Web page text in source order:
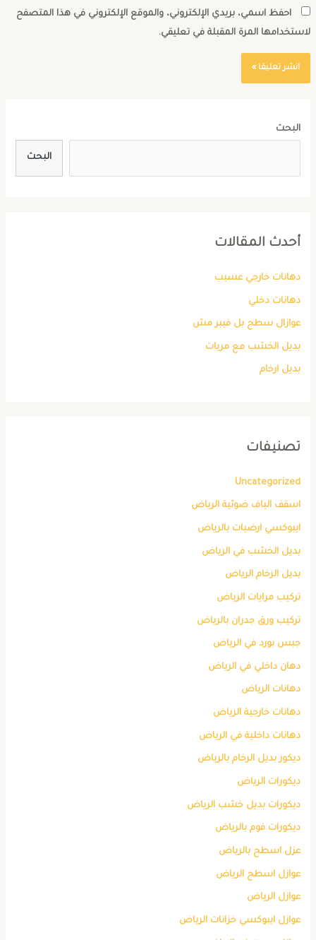
احفظ اسمي، بريدي الإلكتروني، والموقع الإلكتروني في هذا المتصفح
المرة المقبلة في تعليقي.
البحث
البحث
أحدث المقالات
دهانات خارجي عسيب
دهانات دخلي
عوازال سطح بل فيبر مش
بديل الخشب مع مريات
بديل ارخام
تصنيفات
Uncategorized
اسقف الياف ضوئية الرياض
ايبوكسي ارضيات بالرياض
بديل الخشب في الرياض
بديل الرخام الرياض
تركيب مرايات الرياض
تركيب ورق جدران بالرياض
جبس بورد في الرياض
دهان داخلي في الرياض
دهانات الرياض
دهانات خارجية الرياض
دهانات داخلية في الرياض
ديكور بديل الرخام بالرياض
ديكورات الرياض
ديكورات بديل خشب الرياض
ديكورات فوم بالرياض
عزل اسطح بالرياض
عوازل اسطح الرياض
عوازل الرياض
عوازل ايبوكسي خزانات الرياض